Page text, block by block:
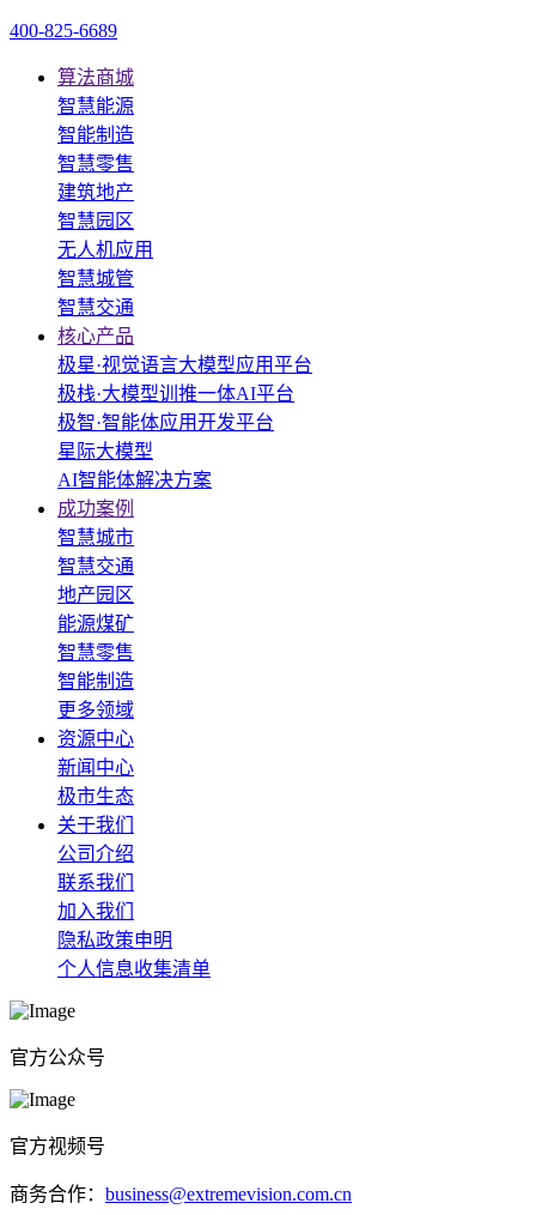
400-825-6689
算法商城
智慧能源
智能制造
智慧零售
建筑地产
智慧园区
无人机应用
智慧城管
智慧交通
核心产品
极星·视觉语言大模型应用平台
极栈·大模型训推一体AI平台
极智·智能体应用开发平台
星际大模型
AI智能体解决方案
成功案例
智慧城市
智慧交通
地产园区
能源煤矿
智慧零售
智能制造
更多领域
资源中心
新闻中心
极市生态
关于我们
公司介绍
联系我们
加入我们
隐私政策申明
个人信息收集清单
官方公众号
官方视频号
商务合作： business@extremevision.com.cn